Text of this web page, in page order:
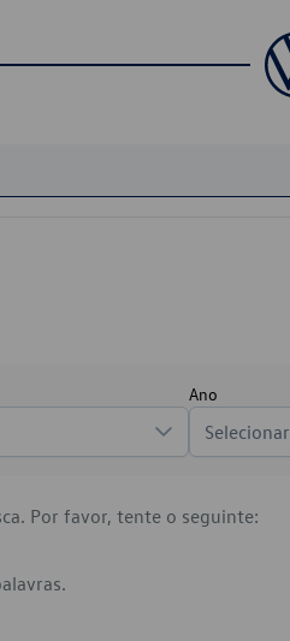
Ano
Selecionar
Por favor, tente o seguinte: